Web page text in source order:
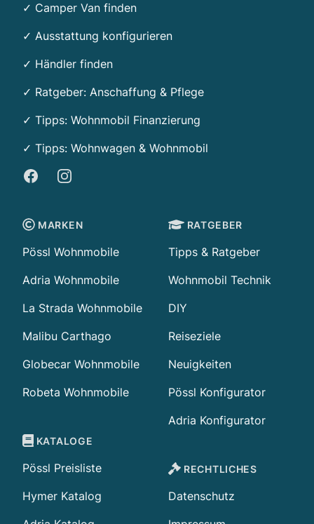
✓ Camper Van finden
✓ Ausstattung konfigurieren
✓ Händler finden
✓ Ratgeber: Anschaffung & Pflege
✓ Tipps: Wohnmobil Finanzierung
✓ Tipps: Wohnwagen & Wohnmobil
FacebookInstagram
MARKEN
Pössl Wohnmobile
Adria Wohnmobile
La Strada Wohnmobile
Malibu Carthago
Globecar Wohnmobile
Robeta Wohnmobile
KATALOGE
Pössl Preisliste
Hymer Katalog
RATGEBER
Tipps & Ratgeber
Wohnmobil Technik
DIY
Reiseziele
Neuigkeiten
Pössl Konfigurator
Adria Konfigurator
RECHTLICHES
Datenschutz